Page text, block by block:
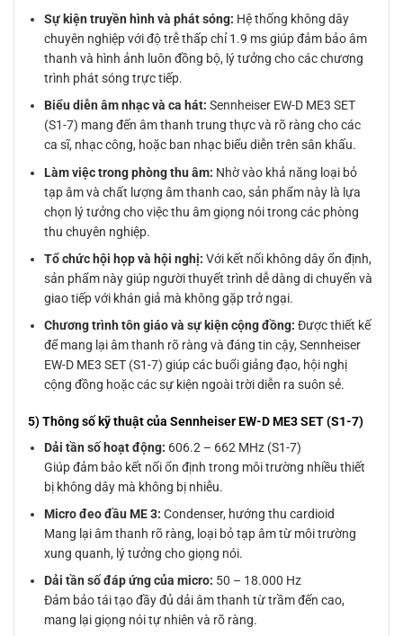
Sự kiện truyền hình và phát sóng: Hệ thống không dây
chuyên nghiệp với độ trễ thấp chỉ 1.9 ms giúp đảm bảo âm
thanh và hình ảnh luôn đồng bộ, lý tưởng cho các chương
trình phát sóng trực tiếp.
Biểu diễn âm nhạc và ca hát: Sennheiser EW-D ME3 SET
(S1-7) mang đến âm thanh trung thực và rõ ràng cho các
ca sĩ, nhạc công, hoặc ban nhạc biểu diễn trên sân khấu.
Làm việc trong phòng thu âm: Nhờ vào khả năng loại bỏ
tạp âm và chất lượng âm thanh cao, sản phẩm này là lựa
chọn lý tưởng cho việc thu âm giọng nói trong các phòng
thu chuyên nghiệp.
Tổ chức hội họp và hội nghị: Với kết nối không dây ổn định,
sản phẩm này giúp người thuyết trình dễ dàng di chuyển và
giao tiếp với khán giả mà không gặp trở ngại.
Chương trình tôn giáo và sự kiện cộng đồng: Được thiết kế
để mang lại âm thanh rõ ràng và đáng tin cậy, Sennheiser
EW-D ME3 SET (S1-7) giúp các buổi giảng đạo, hội nghị
cộng đồng hoặc các sự kiện ngoài trời diễn ra suôn sẻ.
5) Thông số kỹ thuật của Sennheiser EW-D ME3 SET (S1-7)
Dải tần số hoạt động: 606.2 – 662 MHz (S1-7)
Giúp đảm bảo kết nối ổn định trong môi trường nhiều thiết
bị không dây mà không bị nhiễu.
Micro đeo đầu ME 3: Condenser, hướng thu cardioid
Mang lại âm thanh rõ ràng, loại bỏ tạp âm từ môi trường
xung quanh, lý tưởng cho giọng nói.
Dải tần số đáp ứng của micro: 50 – 18.000 Hz
Đảm bảo tái tạo đầy đủ dải âm thanh từ trầm đến cao,
mang lại giọng nói tự nhiên và rõ ràng.